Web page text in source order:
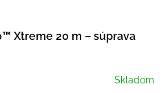
Xtreme 20 m – súprava
Skladom